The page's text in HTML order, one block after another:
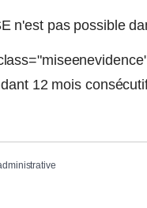
n'est pas possible
12 mois